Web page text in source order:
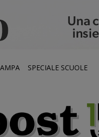
SPECIALE SCUOLE